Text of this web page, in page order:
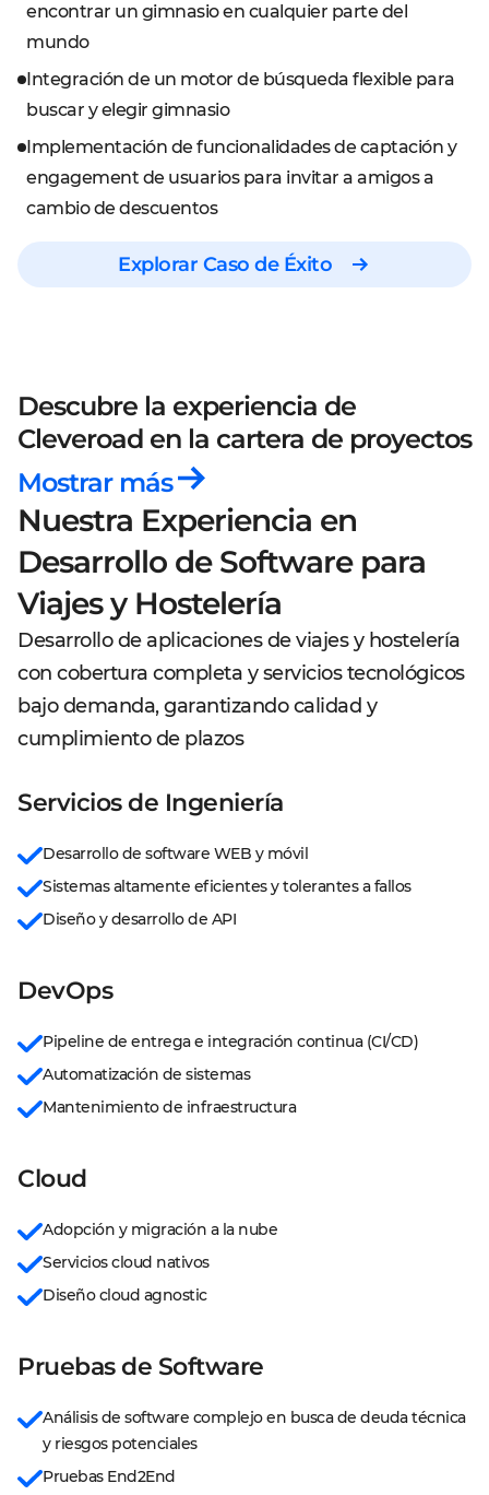
encontrar un gimnasio en cualquier parte del
mundo
Integración de un motor de búsqueda flexible para
buscar y elegir gimnasio
Implementación de funcionalidades de captación y
engagement de usuarios para invitar a amigos a
cambio de descuentos
Explorar Caso de Éxito
Descubre la experiencia de
Cleveroad en la cartera de proyectos
Mostrar más
Nuestra Experiencia en
Desarrollo de Software para
Viajes y Hostelería
Desarrollo de aplicaciones de viajes y hostelería
con cobertura completa y servicios tecnológicos
bajo demanda, garantizando calidad y
cumplimiento de plazos
Servicios de Ingeniería
Desarrollo de software WEB y móvil
Sistemas altamente eficientes y tolerantes a fallos
Diseño y desarrollo de API
DevOps
Pipeline de entrega e integración continua (CI/CD)
Automatización de sistemas
Mantenimiento de infraestructura
Cloud
Adopción y migración a la nube
Servicios cloud nativos
Diseño cloud agnostic
Pruebas de Software
Análisis de software complejo en busca de deuda técnica
y riesgos potenciales
Pruebas End2End